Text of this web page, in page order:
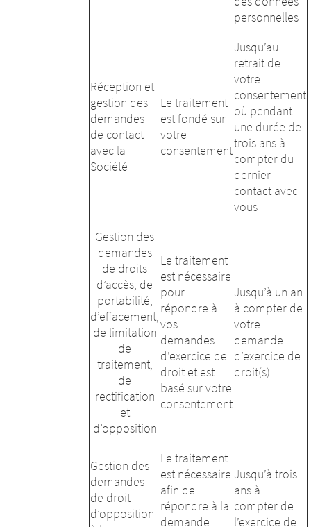
personnelles
Réception et
gestion des
demandes
de contact
avec la
Société
Le traitement
est fondé sur
votre
consentement
Jusqu’au
retrait de
votre
consentement
où pendant
une durée de
trois ans à
compter du
dernier
contact avec
vous
Gestion des
demandes
de droits
d’accès, de
portabilité,
d’effacement,
de limitation
de
traitement,
de
rectification
et
d’opposition
Le traitement
est nécessaire
pour
répondre à
vos
demandes
d’exercice de
droit et est
basé sur votre
consentement
Jusqu’à un an
à compter de
votre
demande
d’exercice de
droit(s)
Gestion des
demandes
de droit
d’opposition
Le traitement
est nécessaire
afin de
répondre à la
demande
Jusqu’à trois
ans à
compter de
l’exercice de